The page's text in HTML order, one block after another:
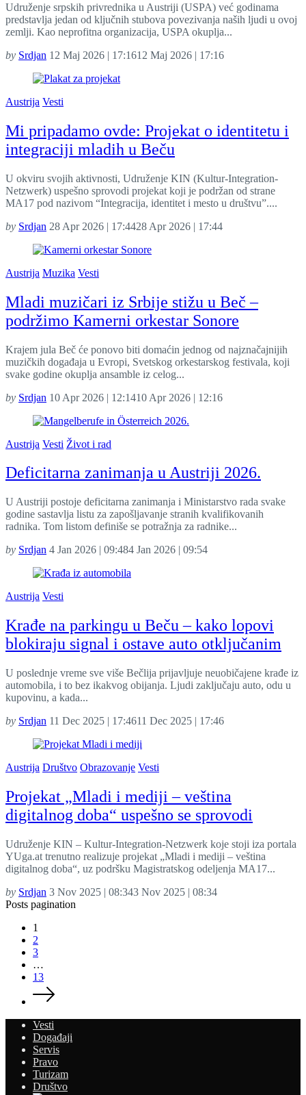
Udruženje srpskih privrednika u Austriji (USPA) već godinama
predstavlja jedan od ključnih stubova povezivanja naših ljudi u ovoj
zemlji. Kao neprofitna organizacija, USPA okuplja...
by Srdjan 12 Maj 2026 | 17:1612 Maj 2026 | 17:16
Austrija Vesti
Mi pripadamo ovde: Projekat o identitetu i
integraciji mladih u Beču
U okviru svojih aktivnosti, Udruženje KIN (Kultur-Integration-
Netzwerk) uspešno sprovodi projekat koji je podržan od strane
MA17 pod nazivom “Integracija, identitet i mesto u društvu”....
by Srdjan 28 Apr 2026 | 17:4428 Apr 2026 | 17:44
Austrija Muzika Vesti
Mladi muzičari iz Srbije stižu u Beč –
podržimo Kamerni orkestar Sonore
Krajem jula Beč će ponovo biti domaćin jednog od najznačajnijih
muzičkih događaja u Evropi, Svetskog orkestarskog festivala, koji
svake godine okuplja ansamble iz celog...
by Srdjan 10 Apr 2026 | 12:1410 Apr 2026 | 12:16
Austrija Vesti Život i rad
Deficitarna zanimanja u Austriji 2026.
U Austriji postoje deficitarna zanimanja i Ministarstvo rada svake
godine sastavlja listu za zapošljavanje stranih kvalifikovanih
radnika. Tom listom definiše se potražnja za radnike...
by Srdjan 4 Jan 2026 | 09:484 Jan 2026 | 09:54
Austrija Vesti
Krađe na parkingu u Beču – kako lopovi
blokiraju signal i ostave auto otključanim
U poslednje vreme sve više Bečlija prijavljuje neuobičajene krađe iz
automobila, i to bez ikakvog obijanja. Ljudi zaključaju auto, odu u
kupovinu, a kada...
by Srdjan 11 Dec 2025 | 17:4611 Dec 2025 | 17:46
Austrija Društvo Obrazovanje Vesti
Projekat „Mladi i mediji – veština
digitalnog doba“ uspešno se sprovodi
Udruženje KIN – Kultur-Integration-Netzwerk koje stoji iza portala
YUga.at trenutno realizuje projekat „Mladi i mediji – veština
digitalnog doba“, uz podršku Magistratskog odeljenja MA17...
by Srdjan 3 Nov 2025 | 08:343 Nov 2025 | 08:34
Posts pagination
1
2
3
…
13
Vesti
Događaji
Servis
Pravo
Turizam
Društvo